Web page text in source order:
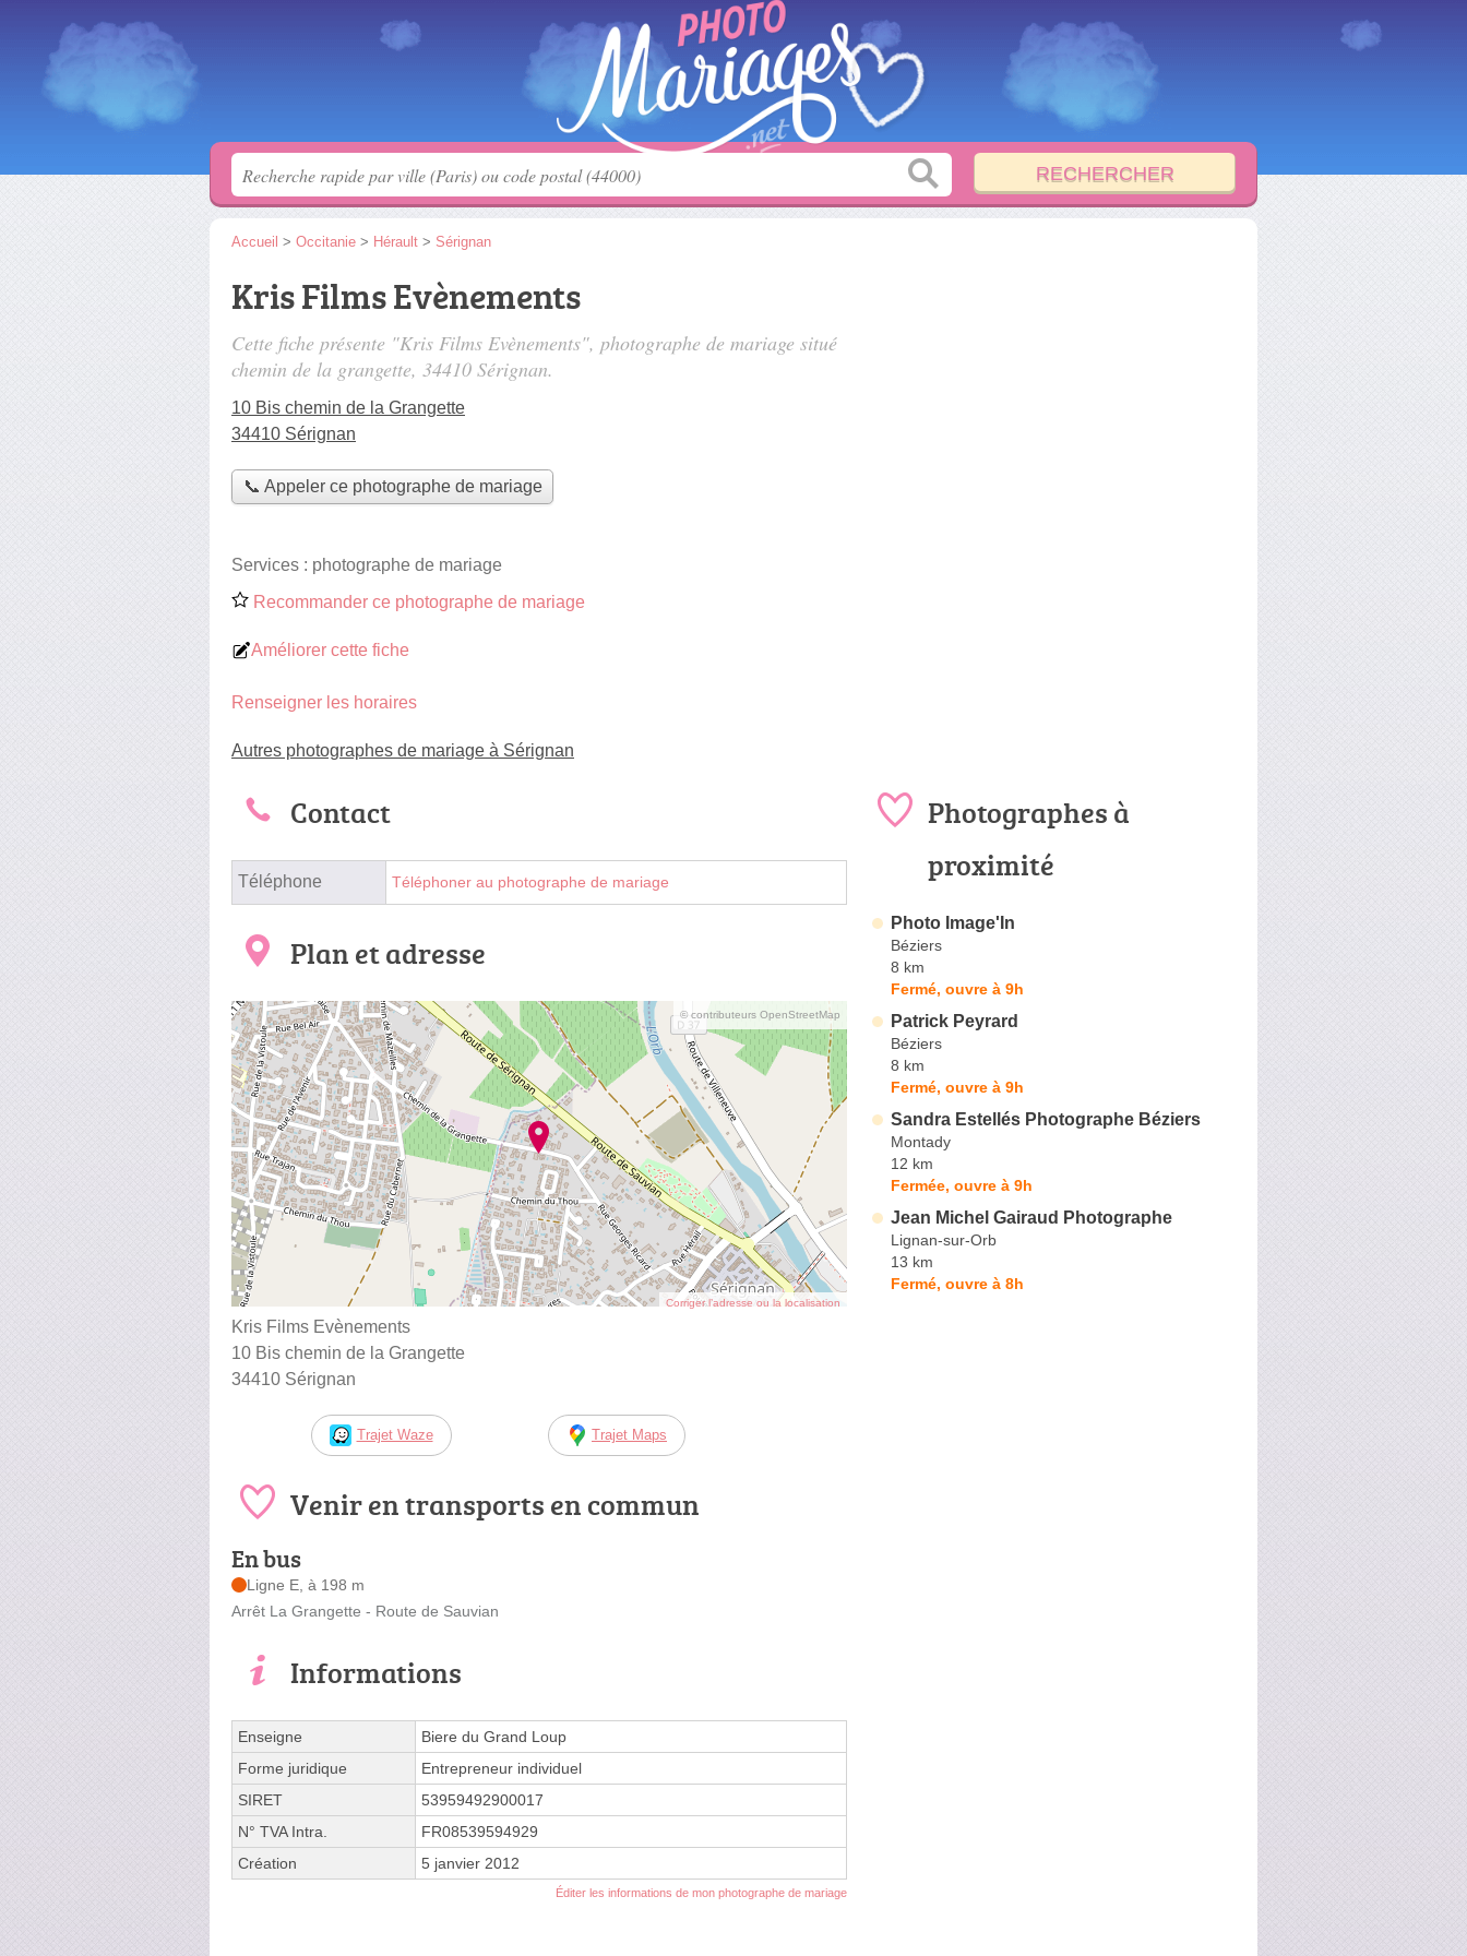
Accueil > Occitanie > Hérault > Sérignan
Kris Films Evènements
Cette fiche présente "Kris Films Evènements", photographe de mariage situé
chemin de la grangette, 34410 Sérignan.
10 Bis chemin de la Grangette
34410 Sérignan
📞 Appeler ce photographe de mariage
Services : photographe de mariage
Recommander ce photographe de mariage
Améliorer cette fiche
Renseigner les horaires
Autres photographes de mariage à Sérignan
Contact
Téléphone Téléphoner au photographe de mariage
Plan et adresse
© contributeurs OpenStreetMap
Corriger l’adresse ou la localisation
Kris Films Evènements
10 Bis chemin de la Grangette
34410 Sérignan
Trajet Waze Trajet Maps
Venir en transports en commun
En bus
Ligne E, à 198 m
Arrêt La Grangette - Route de Sauvian
Informations
Enseigne
Biere du Grand Loup
Forme juridique
Entrepreneur individuel
SIRET
53959492900017
N° TVA Intra.
FR08539594929
Création
5 janvier 2012
Éditer les informations de mon photographe de mariage
Photographes à
proximité
Photo Image'In
Béziers
8 km
Fermé, ouvre à 9h
Patrick Peyrard
Béziers
8 km
Fermé, ouvre à 9h
Sandra Estellés Photographe Béziers
Montady
12 km
Fermée, ouvre à 9h
Jean Michel Gairaud Photographe
Lignan-sur-Orb
13 km
Fermé, ouvre à 8h